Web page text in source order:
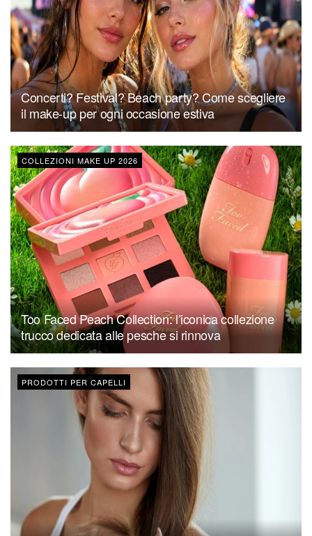
Concerti? Festival? Beach party? Come scegliere
il make-up per ogni occasione estiva
COLLEZIONI MAKE UP 2026
Too Faced Peach Collection: l’iconica collezione
trucco dedicata alle pesche si rinnova
PRODOTTI PER CAPELLI